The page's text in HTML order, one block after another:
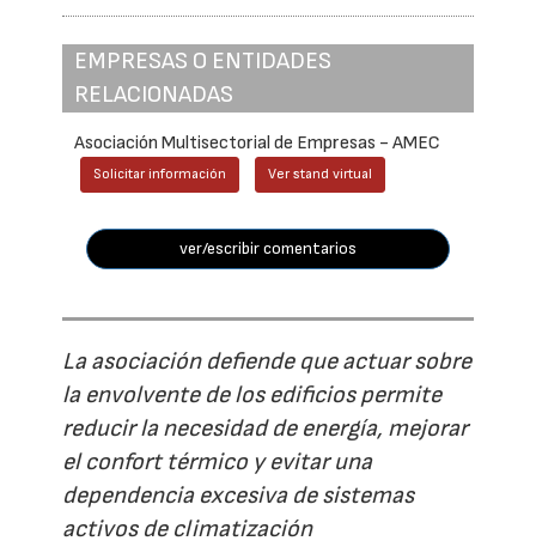
EMPRESAS O ENTIDADES
RELACIONADAS
Asociación Multisectorial de Empresas - AMEC
Solicitar información Ver stand virtual
ver/escribir comentarios
La asociación defiende que actuar sobre
la envolvente de los edificios permite
reducir la necesidad de energía, mejorar
el confort térmico y evitar una
dependencia excesiva de sistemas
activos de climatización